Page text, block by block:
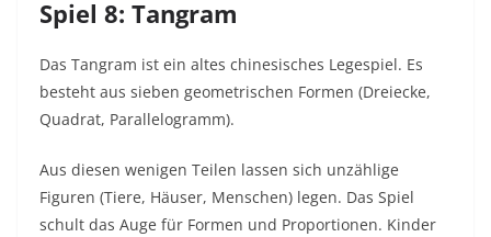
Spiel 8: Tangram
Das Tangram ist ein altes chinesisches Legespiel. Es
besteht aus sieben geometrischen Formen (Dreiecke,
Quadrat, Parallelogramm).
Aus diesen wenigen Teilen lassen sich unzählige
Figuren (Tiere, Häuser, Menschen) legen. Das Spiel
schult das Auge für Formen und Proportionen. Kinder